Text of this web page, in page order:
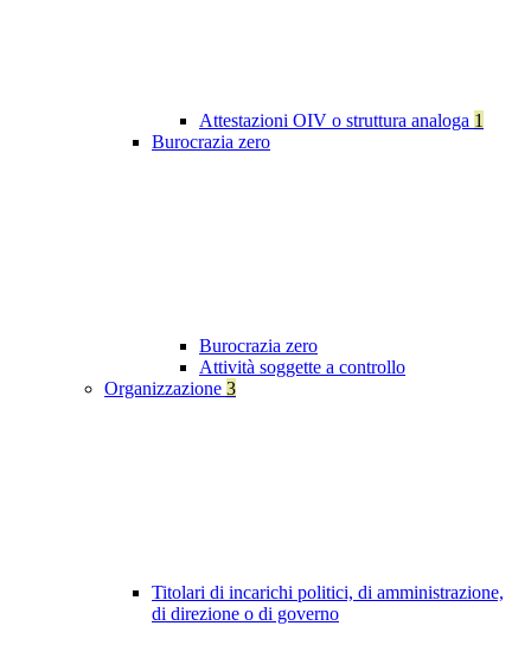
Attestazioni OIV o struttura analoga 1
Burocrazia zero
Burocrazia zero
Attività soggette a controllo
Organizzazione 3
Titolari di incarichi politici, di amministrazione,
di direzione o di governo